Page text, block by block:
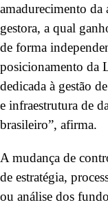
amadurecimento da
gestora, a qual
de forma
posicionamento da
dedicada à gestão
e infraestrutura de
brasileiro”, afirma.
A mudança de
de estratégia,
ou análise dos